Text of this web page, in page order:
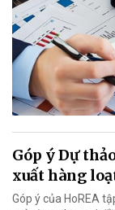
Góp ý Dự
xuất hàng
Góp ý của HoREA